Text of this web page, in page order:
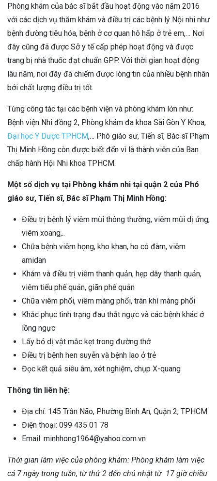
Phòng khám của bác sĩ bắt đầu hoạt động vào năm 2016
với các dịch vụ thăm khám và điều trị các bệnh lý Nội nhi như
bệnh đường tiêu hóa, bệnh ở cơ quan hô hấp ở trẻ em,… Nơi
đây cũng đã được Sở y tế cấp phép hoạt động và được
trang bị nhà thuốc đạt chuẩn GPP. Với thời gian hoạt động
lâu năm, nơi đây đã chiếm được lòng tin của nhiều bệnh nhân
bởi chất lượng điều trị tốt.
Từng công tác tại các bệnh viện và phòng khám lớn như:
Bệnh viện Nhi đồng 2, Phòng khám đa khoa Sài Gòn Y Khoa,
Đại học Y Dược TPHCM,… Phó giáo sư, Tiến sĩ, Bác sĩ Phạm
Thị Minh Hồng còn được biết đến vì là thành viên của Ban
chấp hành Hội Nhi khoa TPHCM.
Một số dịch vụ tại Phòng khám nhi tại quận 2 của Phó
giáo sư, Tiến sĩ, Bác sĩ Phạm Thị Minh Hồng:
Điều trị bệnh lý viêm mũi thông thường, viêm mũi dị ứng,
viêm xoang,..
Chữa bệnh viêm họng, kho khan, ho có đàm, viêm
amidan
Khám và điều trị viêm thanh quản, hẹp dây thanh quản,
viêm tiểu phế quản, giãn phế quản
Chữa viêm phổi, viêm màng phổi, tràn khí màng phổi
Khắc phục tình trạng đau thắt ngực và các bệnh khác ở
lồng ngực
Lấy bỏ dị vật mắc kẹt trong đường thở
Điều trị bệnh hen suyễn và bệnh lao ở trẻ
Đọc kết quả siêu âm, xét nghiệm, chụp X-quang
Thông tin liên hệ:
Địa chỉ: 145 Trần Não, Phường Bình An, Quận 2, TPHCM
Điện thoại: 099 435 01 78
Email: minhhong1964@yahoo.com.vn
Thời gian làm việc của phòng khám: Phòng khám làm việc
cả 7 ngày trong tuần, từ thứ 2 đến chủ nhật từ 17 giờ chiều